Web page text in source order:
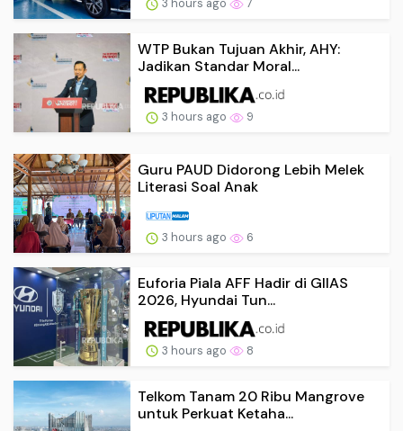
3 hours ago 7
WTP Bukan Tujuan Akhir, AHY:
Jadikan Standar Moral...
3 hours ago 9
Guru PAUD Didorong Lebih Melek
Literasi Soal Anak
3 hours ago 6
Euforia Piala AFF Hadir di GIIAS
2026, Hyundai Tun...
3 hours ago 8
Telkom Tanam 20 Ribu Mangrove
untuk Perkuat Ketaha...